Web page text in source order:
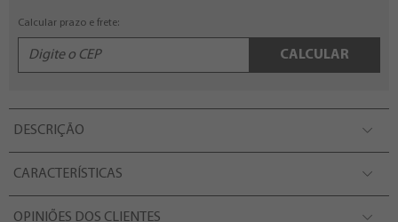
Calcular prazo e frete:
CALCULAR
DESCRIÇÃO
CARACTERÍSTICAS
OPINIÕES DOS CLIENTES